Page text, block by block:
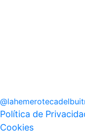
@
Política de
Cookies